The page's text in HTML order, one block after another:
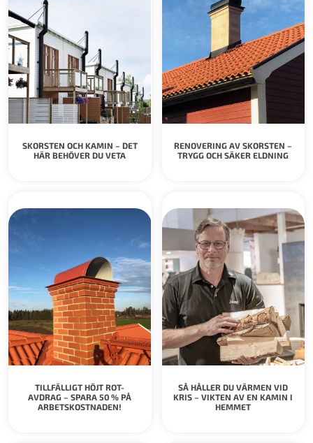
SKORSTEN OCH KAMIN – DET
HÄR BEHÖVER DU VETA
RENOVERING AV SKORSTEN –
TRYGG OCH SÄKER ELDNING
TILLFÄLLIGT HÖJT ROT-
AVDRAG – SPARA 50 % PÅ
ARBETSKOSTNADEN!
SÅ HÅLLER DU VÄRMEN VID
KRIS – VIKTEN AV EN KAMIN I
HEMMET